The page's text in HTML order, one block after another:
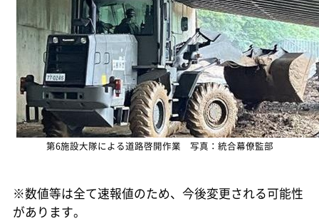
第6施設大隊による道路啓開作業 写真：統合幕僚監部
※数値等は全て速報値のため、今後変更される可能性
があります。